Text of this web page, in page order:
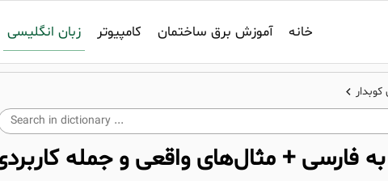
خانه آموزش برق ساختمان کامپیوتر زبان انگلیسی
به فارسی + مثال‌های واقعی و جمله